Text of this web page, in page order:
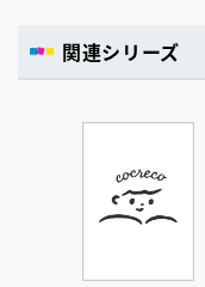
関連シリーズ